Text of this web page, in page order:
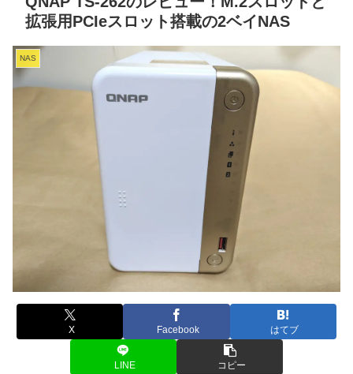
拡張用PCIeスロット搭載の2ベイNAS
NAS
X Facebook はてブ
LINE コピー